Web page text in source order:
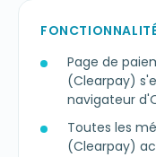
Page de
(Clearpay)
navigateur
Toutes les
(Clearpay)